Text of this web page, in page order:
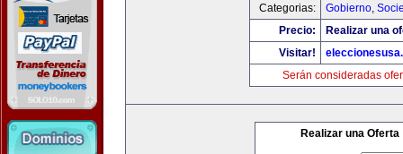
Categorias:
Gobierno,
Precio:
Realizar una
Visitar!
Serán consideradas
Realizar una Oferta